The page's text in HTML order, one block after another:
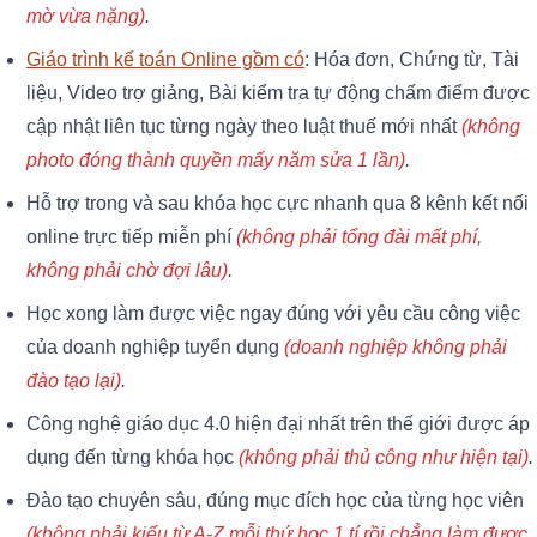
mờ vừa nặng).
Giáo trình kế toán Online gồm có: Hóa đơn, Chứng từ, Tài
liệu, Video trợ giảng, Bài kiểm tra tự động chấm điểm được
cập nhật liên tục từng ngày theo luật thuế mới nhất(không
photo đóng thành quyền mấy năm sửa 1 lần).
Hỗ trợ trong và sau khóa học cực nhanh qua 8 kênh kết nối
online trực tiếp miễn phí (không phải tổng đài mất phí,
không phải chờ đợi lâu).
Học xong làm được việc ngay đúng với yêu cầu công việc
của doanh nghiệp tuyển dụng (doanh nghiệp không phải
đào tạo lại).
Công nghệ giáo dục 4.0 hiện đại nhất trên thế giới được áp
dụng đến từng khóa học (không phải thủ công như hiện tại).
Đào tạo chuyên sâu, đúng mục đích học của từng học viên